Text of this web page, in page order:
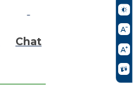
Chat